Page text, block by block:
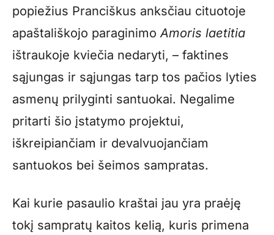
popiežius Pranciškus anksčiau cituotoje
apaštališkojo paraginimoAmoris laetitia
ištraukoje kviečia nedaryti, – faktines
sąjungas ir sąjungas tarp tos pačios lyties
asmenų prilyginti santuokai. Negalime
pritarti šio įstatymo projektui,
iškreipiančiam ir devalvuojančiam
santuokos bei šeimos sampratas.
Kai kurie pasaulio kraštai jau yra praėję
tokį sampratų kaitos kelią, kuris primena